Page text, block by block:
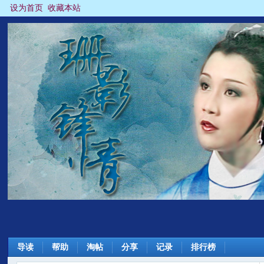
设为首页 收藏本站
导读 帮助 淘帖 分享 记录 排行榜